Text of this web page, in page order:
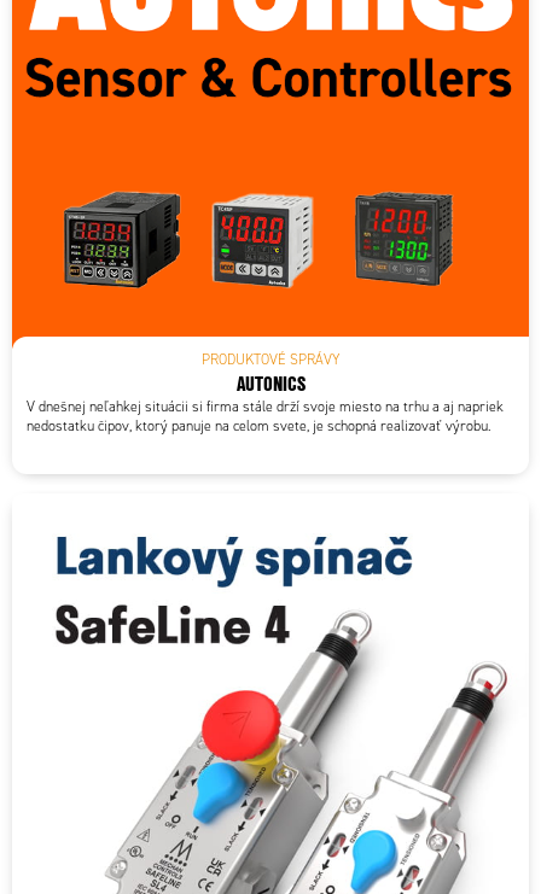
PRODUKTOVÉ SPRÁVY
AUTONICS
V dnešnej neľahkej situácii si firma stále drží svoje miesto na trhu a aj napriek
nedostatku čipov, ktorý panuje na celom svete, je schopná realizovať výrobu.